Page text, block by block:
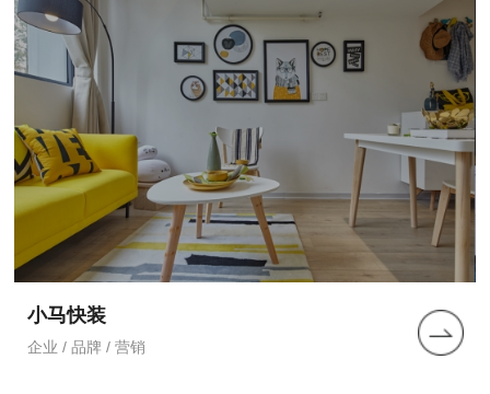
小马快装
企业 / 品牌 / 营销